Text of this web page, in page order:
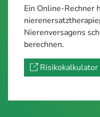
Ein Online-Rechner
Nierenversagens
berechnen.
Risikokalkulator